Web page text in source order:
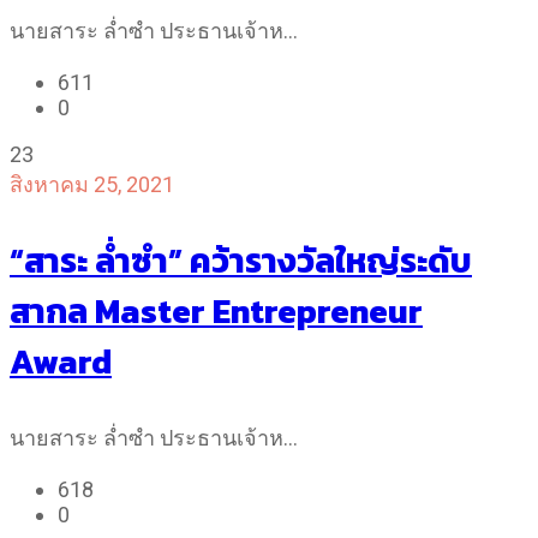
นายสาระ ล่ำซำ ประธานเจ้าห…
611
0
23
สิงหาคม 25, 2021
“สาระ ล่ำซำ” คว้ารางวัลใหญ่ระดับ
สากล Master Entrepreneur
Award
นายสาระ ล่ำซำ ประธานเจ้าห…
618
0